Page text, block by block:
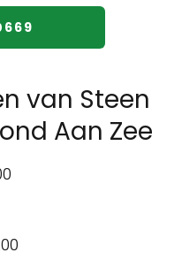
van Steen
Aan Zee